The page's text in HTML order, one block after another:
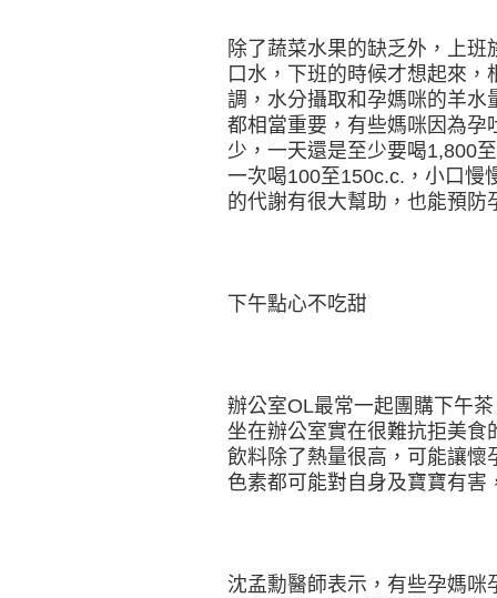
除了蔬菜水果的缺乏外，上
口水，下班的時候才想起來
調，水分攝取和孕媽咪的羊水
都相當重要，有些媽咪因為孕
少，一天還是至少要喝1,800
一次喝100至150c.c.，小口慢
的代謝有很大幫助，也能預防
下午點心不吃甜
辦公室OL最常一起團購下午
坐在辦公室實在很難抗拒美食
飲料除了熱量很高，可能讓懷
色素都可能對自身及寶寶有害
沈孟勳醫師表示，有些孕媽